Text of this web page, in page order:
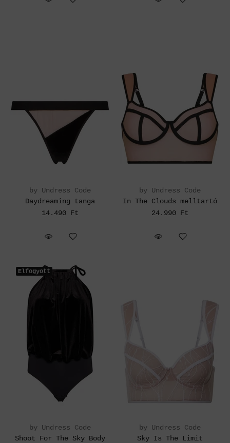
by Undress Code
Daydreaming tanga
14.490 Ft
by Undress Code
In The Clouds melltartó
24.990 Ft
Elfogyott
by Undress Code
Shoot For The Sky Body
by Undress Code
Sky Is The Limit